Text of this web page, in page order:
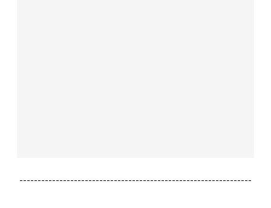
----------------------------------------------------------------